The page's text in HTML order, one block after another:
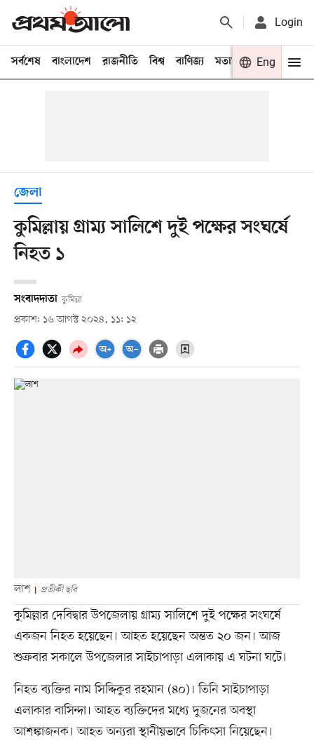
Login
সর্বশেষ বাংলাদেশ রাজনীতি বিশ্ব বাণিজ্য মতামত খেলা
Eng
জেলা
কুমিল্লায় গ্রাম্য সালিশে দুই পক্ষের সংঘর্ষে
নিহত ১
সংবাদদাতা কুমিল্লা
প্রকাশ: ১৬ আগস্ট ২০২৪, ১১: ১২
লাশ প্রতীকী ছবি
কুমিল্লার দেবিদ্বার উপজেলায় গ্রাম্য সালিশে দুই পক্ষের সংঘর্ষে
একজন নিহত হয়েছেন। আহত হয়েছেন অন্তত ২০ জন। আজ
শুক্রবার সকালে উপজেলার সাইচাপাড়া এলাকায় এ ঘটনা ঘটে।
নিহত ব্যক্তির নাম সিদ্দিকুর রহমান (৪০)। তিনি সাইচাপাড়া
এলাকার বাসিন্দা। আহত ব্যক্তিদের মধ্যে দুজনের অবস্থা
আশঙ্কাজনক। আহত অন্যরা স্থানীয়ভাবে চিকিৎসা নিয়েছেন।